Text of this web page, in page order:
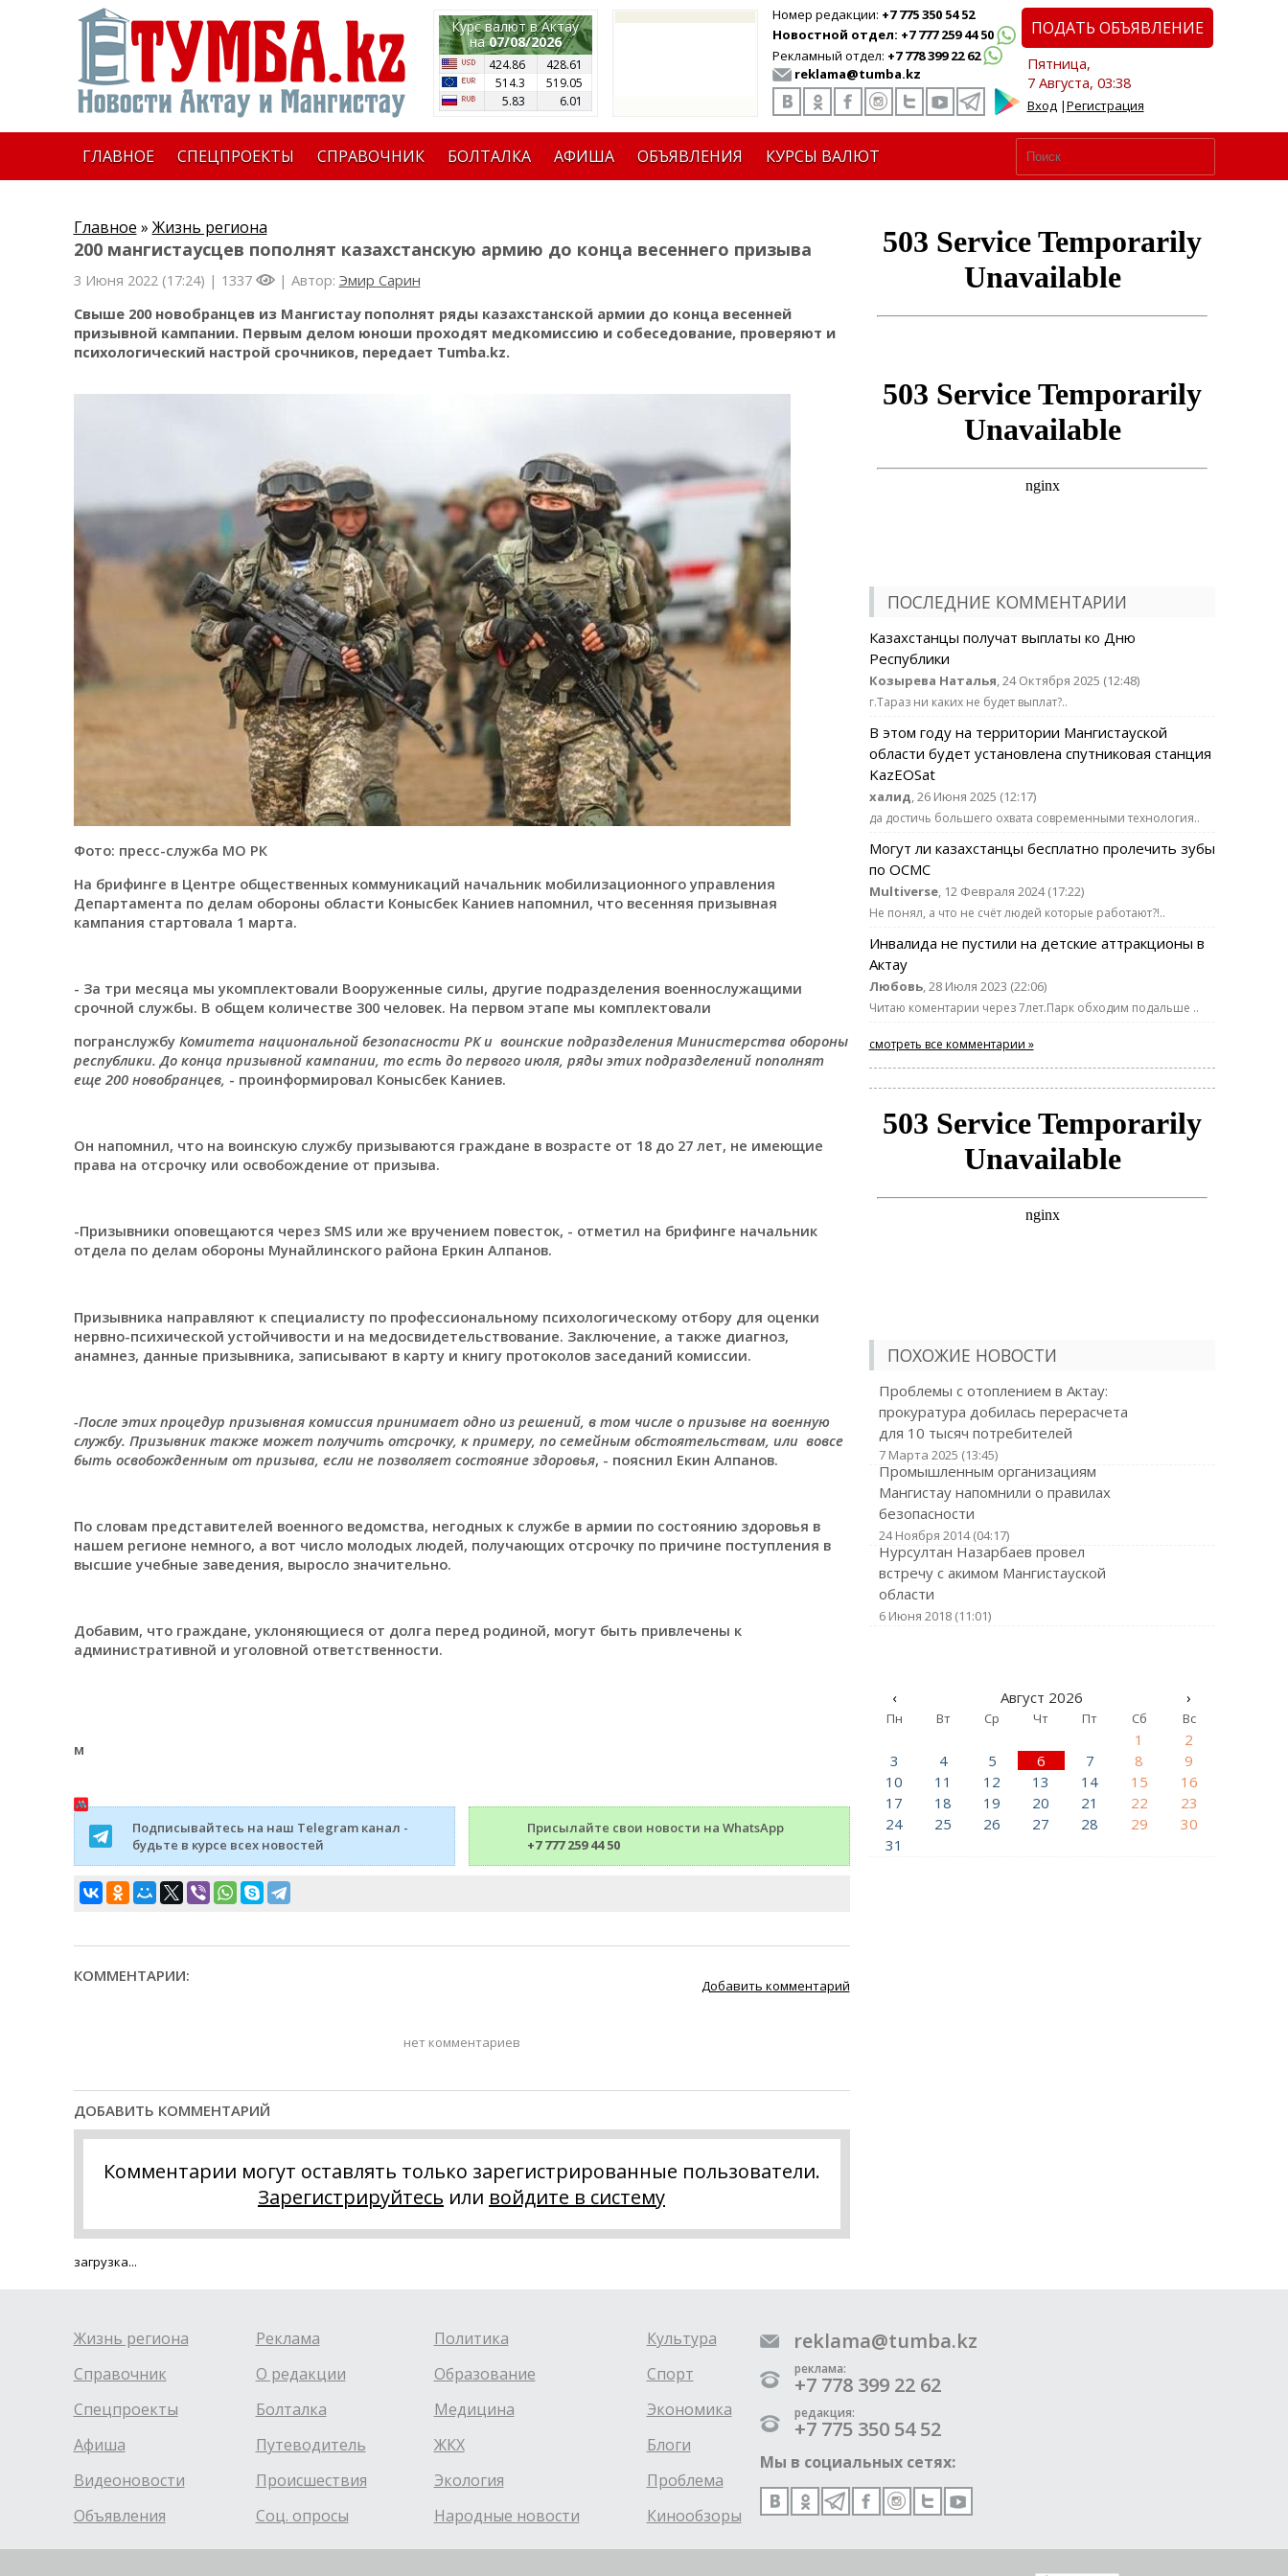
Курс валют в Актау
на07/08/2026
424.86
428.61
514.3
519.05
5.83
6.01
Номер редакции: +7 775 350 54 52
Новостной отдел: +7 777 259 44 50
Рекламный отдел: +7 778 399 22 62
reklama@tumba.kz
ПОДАТЬ ОБЪЯВЛЕНИЕ
Пятница,
7 Августа, 03:38
Вход|Регистрация
ГЛАВНОЕ СПЕЦПРОЕКТЫ СПРАВОЧНИК БОЛТАЛКА АФИША ОБЪЯВЛЕНИЯ КУРСЫ ВАЛЮТ
Главное » Жизнь региона
200 мангистаусцев пополнят казахстанскую армию до конца весеннего призыва
3 Июня 2022 (17:24) | 1337 | Автор: Эмир Сарин
Свыше 200 новобранцев из Мангистау пополнят ряды казахстанской армии до конца весенней
призывной кампании. Первым делом юноши проходят медкомиссию и собеседование, проверяют и
психологический настрой срочников, передает Tumba.kz.
Фото: пресс-служба МО РК
На брифинге в Центре общественных коммуникаций начальник мобилизационного управления
Департамента по делам обороны области Конысбек Каниев напомнил, что весенняя призывная
кампания стартовала 1 марта.
- За три месяца мы укомплектовали Вооруженные силы, другие подразделения военнослужащими
срочной службы. В общем количестве 300 человек. На первом этапе мы комплектовали
погранслужбу Комитета национальной безопасности РК и воинские подразделения Министерства обороны
республики. До конца призывной кампании, то есть до первого июля, ряды этих подразделений пополнят
еще 200 новобранцев, - проинформировал Конысбек Каниев.
Он напомнил, что на воинскую службу призываются граждане в возрасте от 18 до 27 лет, не имеющие
права на отсрочку или освобождение от призыва.
-Призывники оповещаются через SMS или же вручением повесток, - отметил на брифинге начальник
отдела по делам обороны Мунайлинского района Еркин Алпанов.
Призывника направляют к специалисту по профессиональному психологическому отбору для оценки
нервно-психической устойчивости и на медосвидетельствование. Заключение, а также диагноз,
анамнез, данные призывника, записывают в карту и книгу протоколов заседаний комиссии.
-После этих процедур призывная комиссия принимает одно из решений, в том числе о призыве на военную
службу. Призывник также может получить отсрочку, к примеру, по семейным обстоятельствам, или вовсе
быть освобожденным от призыва, если не позволяет состояние здоровья, - пояснил Екин Алпанов.
По словам представителей военного ведомства, негодных к службе в армии по состоянию здоровья в
нашем регионе немного, а вот число молодых людей, получающих отсрочку по причине поступления в
высшие учебные заведения, выросло значительно.
Добавим, что граждане, уклоняющиеся от долга перед родиной, могут быть привлечены к
административной и уголовной ответственности.
м
Подписывайтесь на наш Telegram канал -
будьте в курсе всех новостей
Присылайте свои новости на WhatsApp
+7 777 259 44 50
КОММЕНТАРИИ:
Добавить комментарий
нет комментариев
ДОБАВИТЬ КОММЕНТАРИЙ
Комментарии могут оставлять только зарегистрированные пользователи.
Зарегистрируйтесь или войдите в систему
загрузка...
ПОСЛЕДНИЕ КОММЕНТАРИИ
Казахстанцы получат выплаты ко Дню
Республики
Козырева Наталья, 24 Октября 2025 (12:48)
г.Тараз ни каких не будет выплат?..
В этом году на территории Мангистауской
области будет установлена спутниковая станция
KazEOSat
халид, 26 Июня 2025 (12:17)
да достичь большего охвата современными технология..
Могут ли казахстанцы бесплатно пролечить зубы
по ОСМС
Multiverse, 12 Февраля 2024 (17:22)
Не понял, а что не счёт людей которые работают?!..
Инвалида не пустили на детские аттракционы в
Актау
Любовь, 28 Июля 2023 (22:06)
Читаю коментарии через 7лет.Парк обходим подальше ..
смотреть все комментарии »
ПОХОЖИЕ НОВОСТИ
Проблемы с отоплением в Актау:
прокуратура добилась перерасчета
для 10 тысяч потребителей
7 Марта 2025 (13:45)
Промышленным организациям
Мангистау напомнили о правилах
безопасности
24 Ноября 2014 (04:17)
Нурсултан Назарбаев провел
встречу с акимом Мангистауской
области
6 Июня 2018 (11:01)
‹ Август 2026 ›
Пн Вт Ср Чт Пт Сб Вс
1
2
3
4 5 6 7 8
9
10
11 12 13 14 15
16
17
18 19 20 21 22
23
24
25 26 27 28 29
30
31
Жизнь региона
Справочник
Спецпроекты
Афиша
Видеоновости
Объявления
Реклама
О редакции
Болталка
Путеводитель
Происшествия
Соц. опросы
Политика
Образование
Медицина
ЖКХ
Экология
Народные новости
Культура
Спорт
Экономика
Блоги
Проблема
Кинообзоры
reklama@tumba.kz
реклама:
+7 778 399 22 62
редакция:
+7 775 350 54 52
Мы в социальных сетях: